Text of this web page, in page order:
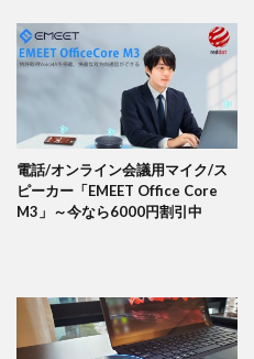
電話/オンライン会議用マイク/ス
ピーカー「EMEET Office Core
M3」～今なら6000円割引中